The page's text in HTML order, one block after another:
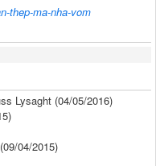
thep-ma-nha-vom
Lysaght (04/05/2016)
(09/04/2015)